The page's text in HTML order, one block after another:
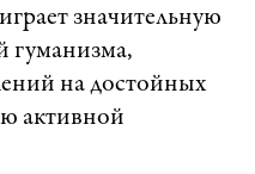
значительную
гуманизма,
на достойных
активной